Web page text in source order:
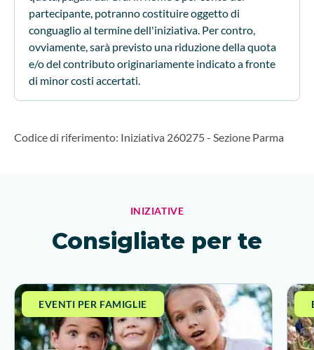
partecipante, potranno costituire oggetto di
conguaglio al termine dell'iniziativa. Per contro,
ovviamente, sarà previsto una riduzione della quota
e/o del contributo originariamente indicato a fronte
di minor costi accertati.
Codice di riferimento: Iniziativa 260275- Sezione Parma
INIZIATIVE
Consigliate per te
EVENTI PER FAMIGLIE